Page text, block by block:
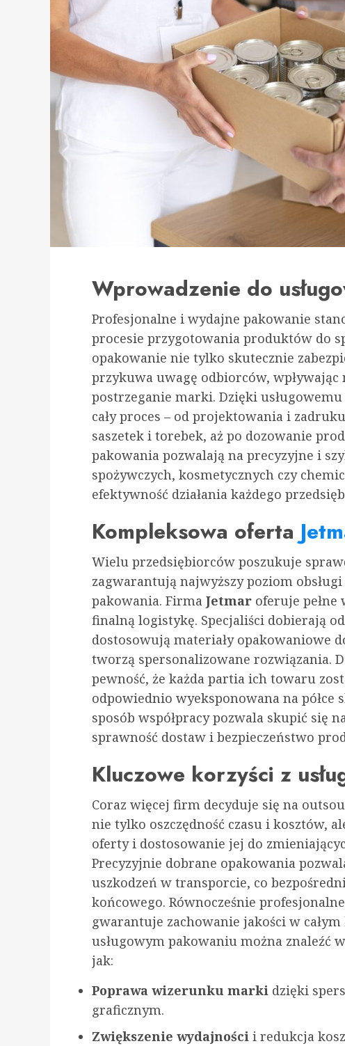
Wprowadzenie do
Profesjonalne i wydajne pakowanie
procesie przygotowania produktów do
opakowanie nie tylko skutecznie
przykuwa uwagę odbiorców, wpływając
postrzeganie marki. Dzięki
cały proces – od projektowania i
saszetek i torebek, aż po dozowanie
pakowania pozwalają na precyzyjne i
spożywczych, kosmetycznych czy
efektywność działania każdego
Kompleksowa oferta
Wielu przedsiębiorców poszukuje
zagwarantują najwyższy poziom
pakowania. Firma Jetmar oferuje pełne
finalną logistykę. Specjaliści dobierają
dostosowują materiały opakowaniowe
tworzą spersonalizowane rozwiązania.
pewność, że każda partia ich towaru
odpowiednio wyeksponowana na półce
sposób współpracy pozwala skupić się
sprawność dostaw i bezpieczeństwo
Kluczowe korzyści z
Coraz więcej firm decyduje się na
nie tylko oszczędność czasu i kosztów,
oferty i dostosowanie jej do
Precyzyjnie dobrane opakowania
uszkodzeń w transporcie, co
końcowego. Równocześnie
gwarantuje zachowanie jakości w
usługowym pakowaniu można znaleźć
jak:
Poprawa wizerunku marki dzięki
graficznym.
Zwiększenie wydajności i redukcja